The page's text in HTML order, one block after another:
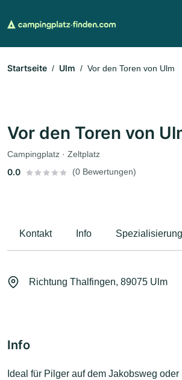
Startseite Ulm Vor den Toren von Ulm
Vor den Toren von
Campingplatz · Zeltplatz
0.0 (0 Bewertungen)
Kontakt Info
Richtung Thalfingen, 89075 Ulm
Info
Ideal für Pilger auf dem Jakobsweg